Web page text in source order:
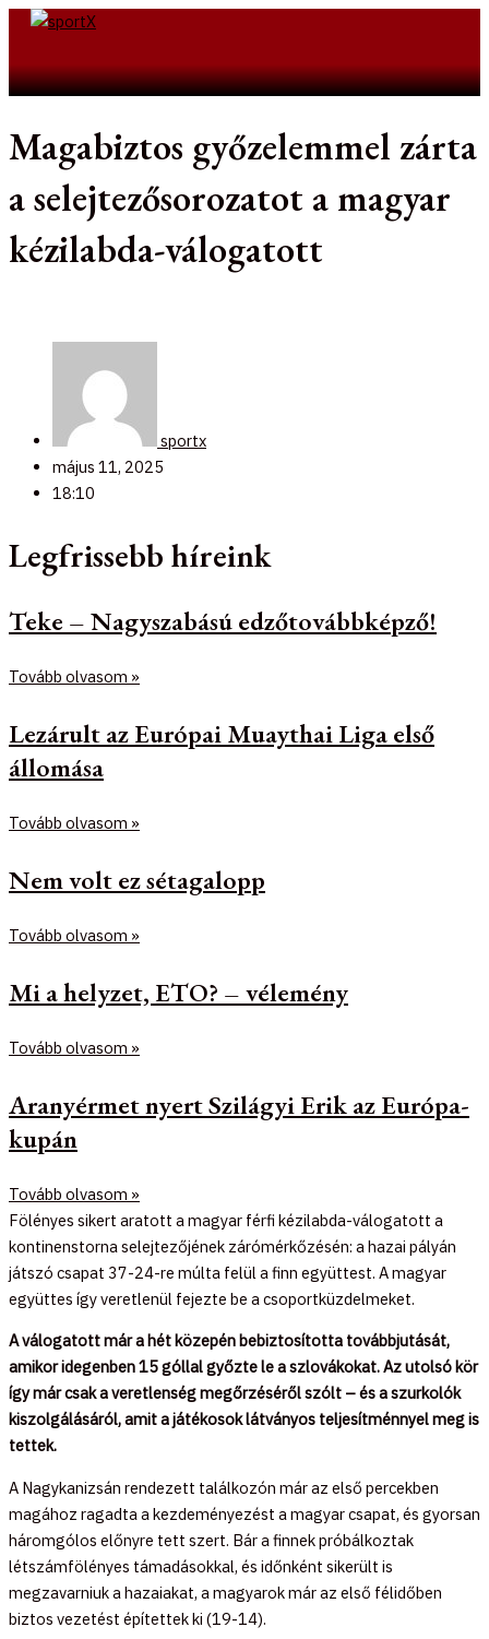
Skip
Magabiztos győzelemmel zárta
a selejtezősorozatot a magyar
kézilabda-válogatott
sportx
május 11, 2025
18:10
Legfrissebb híreink
Teke – Nagyszabású edzőtovábbképző!
Tovább olvasom »
Lezárult az Európai Muaythai Liga első
állomása
Tovább olvasom »
Nem volt ez sétagalopp
Tovább olvasom »
Mi a helyzet, ETO? – vélemény
Tovább olvasom »
Aranyérmet nyert Szilágyi Erik az Európa-
kupán
Tovább olvasom »
Fölényes sikert aratott a magyar férfi kézilabda-válogatott a
kontinenstorna selejtezőjének zárómérkőzésén: a hazai pályán
játszó csapat 37-24-re múlta felül a finn együttest. A magyar
együttes így veretlenül fejezte be a csoportküzdelmeket.
A válogatott már a hét közepén bebiztosította továbbjutását,
amikor idegenben 15 góllal győzte le a szlovákokat. Az utolsó kör
így már csak a veretlenség megőrzéséről szólt – és a szurkolók
kiszolgálásáról, amit a játékosok látványos teljesítménnyel meg is
tettek.
A Nagykanizsán rendezett találkozón már az első percekben
magához ragadta a kezdeményezést a magyar csapat, és gyorsan
háromgólos előnyre tett szert. Bár a finnek próbálkoztak
létszámfölényes támadásokkal, és időnként sikerült is
megzavarniuk a hazaiakat, a magyarok már az első félidőben
biztos vezetést építettek ki (19-14).